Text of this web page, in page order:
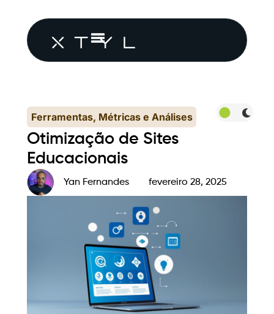
Ferramentas, Métricas e Análises
Otimização de Sites
Educacionais
Yan Fernandes fevereiro 28, 2025